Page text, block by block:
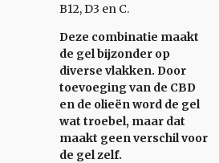
B12, D3 en C.
Deze combinatie maakt
de gel bijzonder op
diverse vlakken. Door
toevoeging van de CBD
en de olieën word de gel
wat troebel, maar dat
maakt geen verschil voor
de gel zelf.